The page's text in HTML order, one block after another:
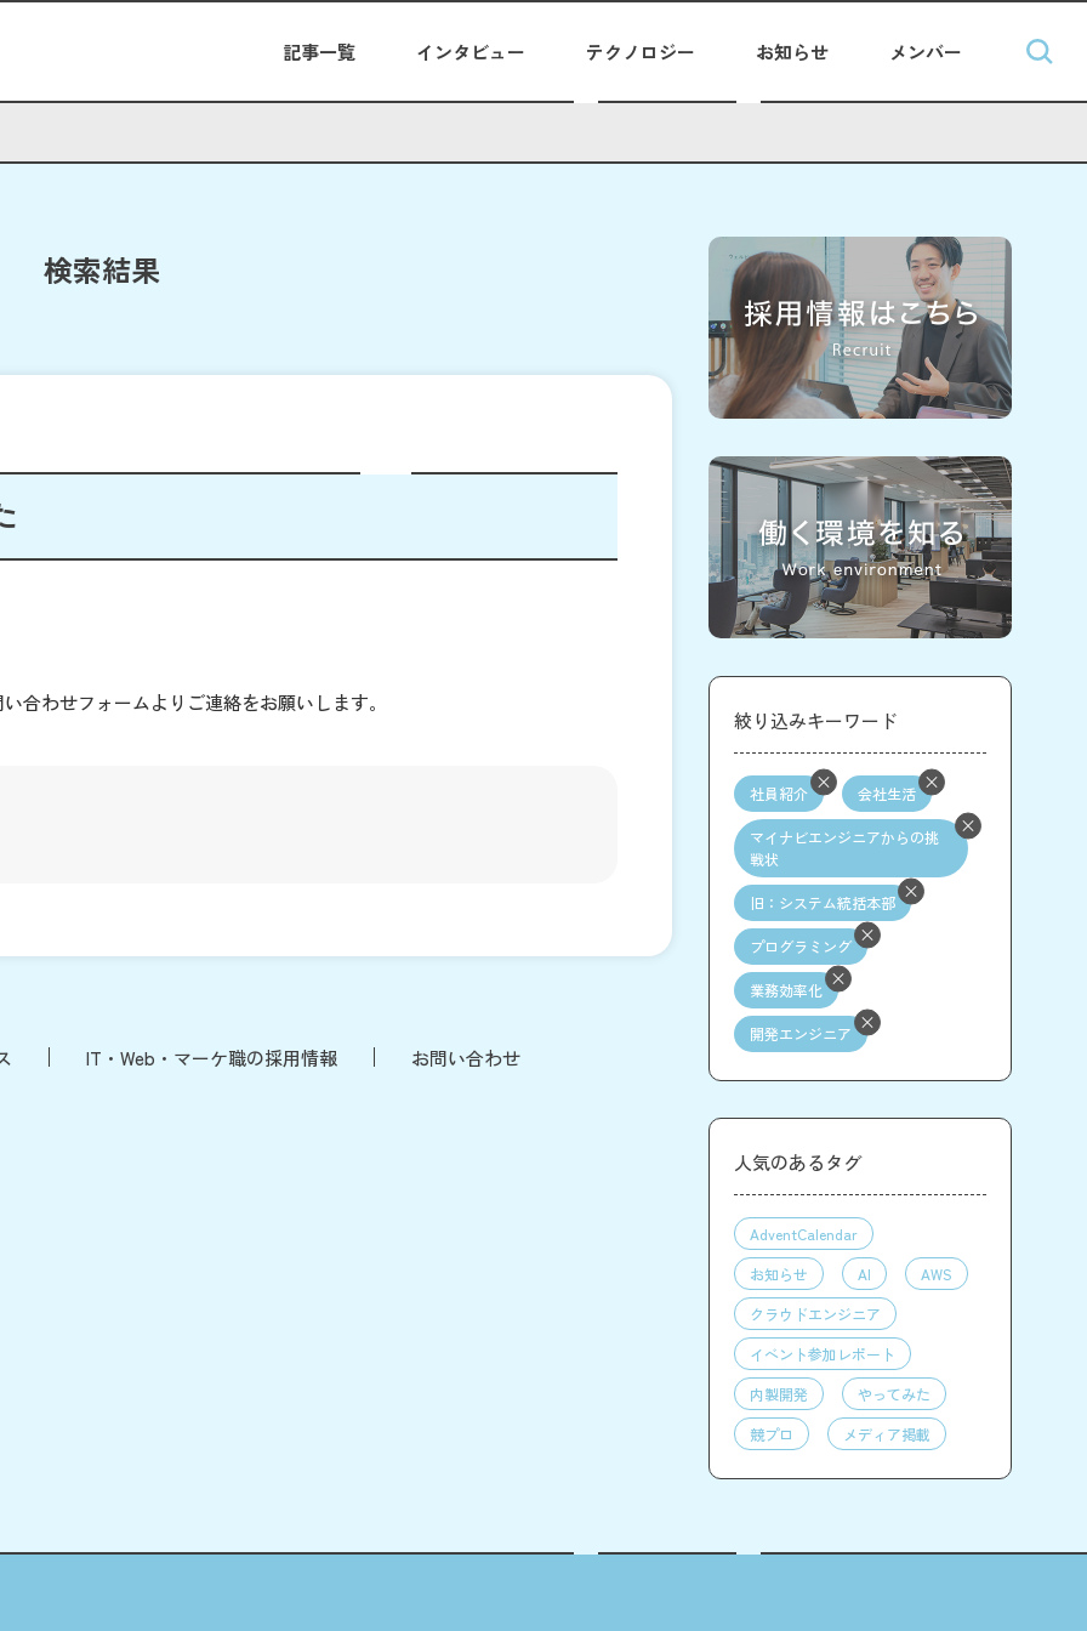
記事一覧 インタビュー テクノロジー お知らせ メンバー
検索結果
合わせフォームよりご連絡をお願いします。
IT・Web・マーケ職の採用情報 お問い合わせ
絞り込みキーワード
社員紹介 会社生活
マイナビエンジニアからの挑
戦状
旧：システム統括本部
プログラミング
業務効率化
開発エンジニア
人気のあるタグ
AdventCalendar
お知らせ
AI
AWS
クラウドエンジニア
イベント参加レポート
内製開発
やってみた
競プロ
メディア掲載